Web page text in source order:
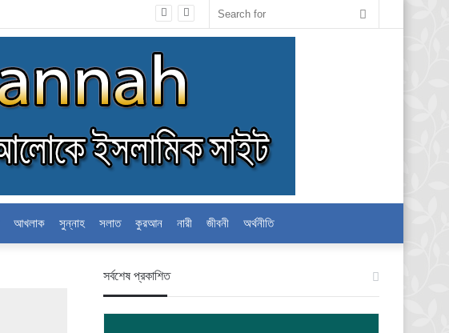
Search
আখলাক সুন্নাহ সলাত কুরআন নারী জীবনী অর্থনীতি
স‍র্বশেষ প্রকাশিত